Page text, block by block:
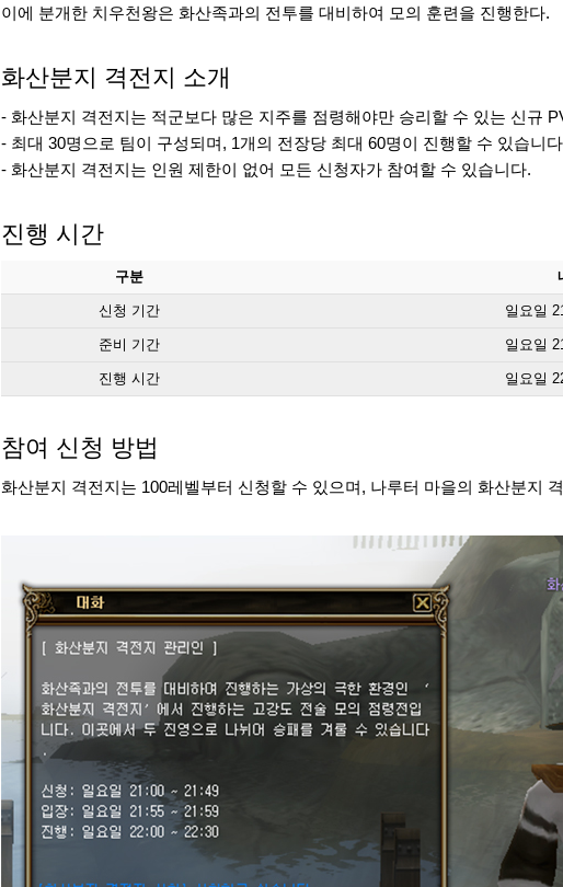
이에 분개한 치우천왕은 화산족과의 전투를 대비하여 모의 훈련을 진행한다.
화산분지 격전지 소개
- 화산분지 격전지는 적군보다 많은 지주를 점령해야만 승리할 수 있는 신규
- 최대 30명으로 팀이 구성되며, 1개의 전장당 최대 60명이 진행할 수 있습니
- 화산분지 격전지는 인원 제한이 없어 모든 신청자가 참여할 수 있습니다.
진행 시간
구분
신청 기간 일요일
준비 기간 일요일
진행 시간 일요일
참여 신청 방법
화산분지 격전지는 100레벨부터 신청할 수 있으며, 나루터 마을의 화산분지